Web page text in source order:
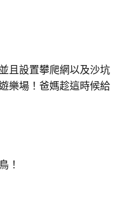
且設置攀爬網以及沙坑
樂場！爸媽趁這時候給
！